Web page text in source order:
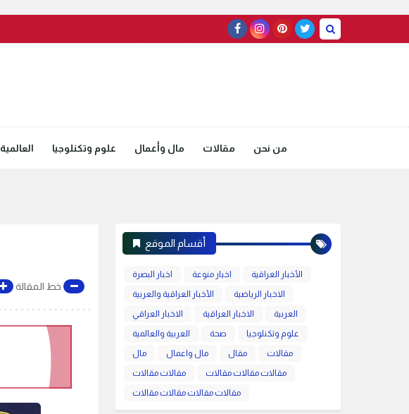
العالمية علوم وتكنلوجيا مال وأعمال مقالات من نحن
خط المقالة
أقسام الموقع
اخبار البصرة اخبار منوعة
الأخبار العراقية
الأخبار العراقية والعربية
الاخبار الرياضية
الاخبار العراقي
الاخبار العراقية
العربية
العربية والعالمية
صحة
علوم وتكنلوجيا
مال
مال واعمال مقال
مقالات
مقالات مقالات
مقالات مقالات مقالات
مقالات مقالات مقالات مقالات